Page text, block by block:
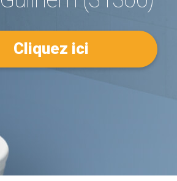
Cliquez ici